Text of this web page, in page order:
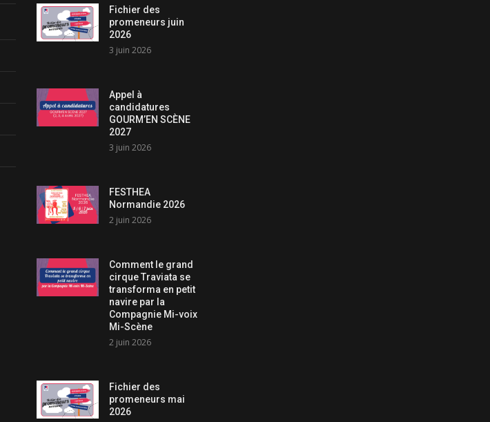
Fichier des
promeneurs juin
2026
3 juin 2026
Appel à
candidatures
GOURM’EN SCÈNE
2027
3 juin 2026
FESTHEA
Normandie 2026
2 juin 2026
Comment le grand
cirque Traviata se
transforma en petit
navire par la
Compagnie Mi-voix
Mi-Scène
2 juin 2026
Fichier des
promeneurs mai
2026